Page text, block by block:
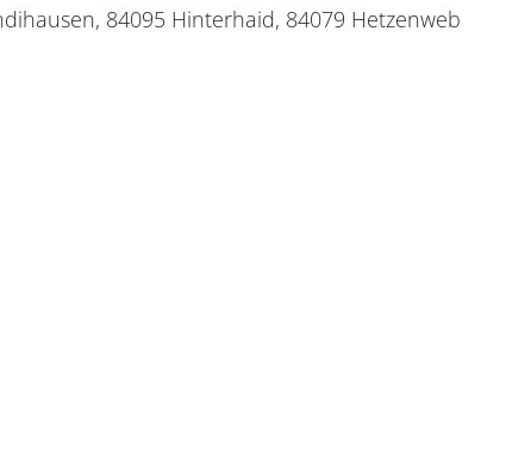
84095 Hinterhaid, 84079 Hetzenweb